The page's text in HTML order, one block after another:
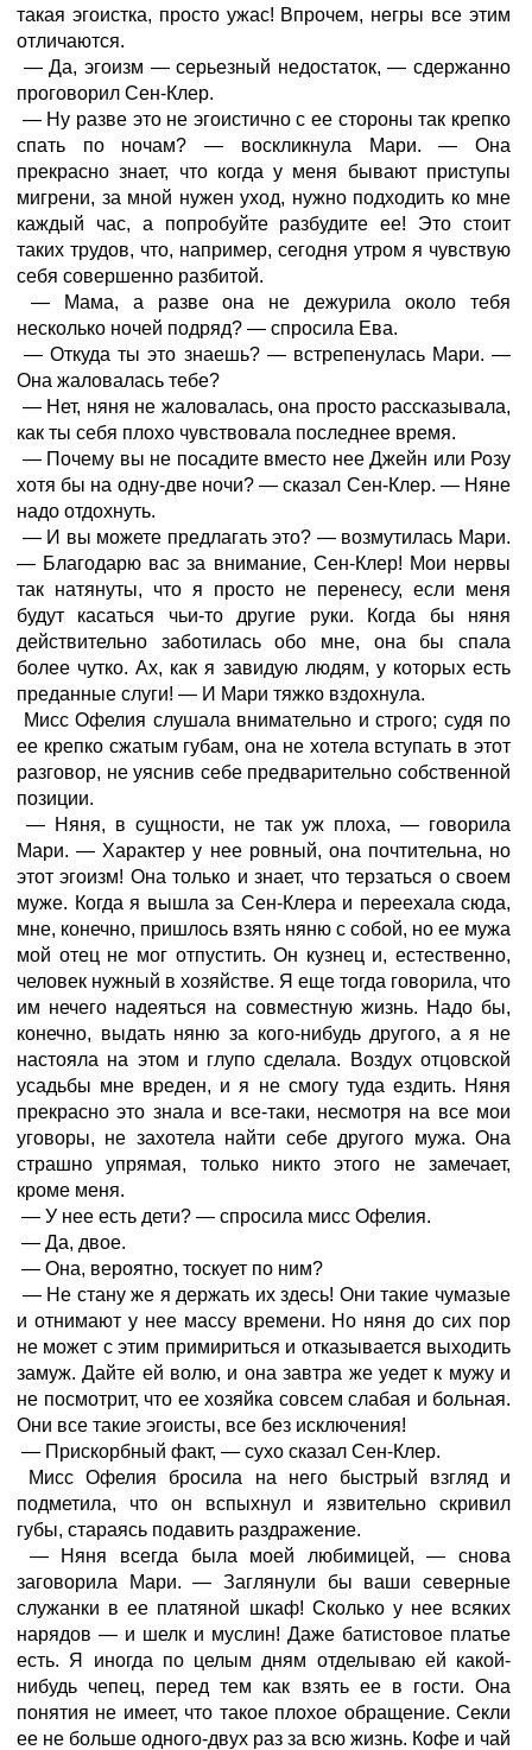
такая эгоистка, просто ужас! Впрочем, негры все этим
отличаются.
— Да, эгоизм — серьезный недостаток, — сдержанно
проговорил Сен-Клер.
— Ну разве это не эгоистично с ее стороны так крепко
спать по ночам? — воскликнула Мари. — Она
прекрасно знает, что когда у меня бывают приступы
мигрени, за мной нужен уход, нужно подходить ко мне
каждый час, а попробуйте разбудите ее! Это стоит
таких трудов, что, например, сегодня утром я чувствую
себя совершенно разбитой.
— Мама, а разве она не дежурила около тебя
несколько ночей подряд? — спросила Ева.
— Откуда ты это знаешь? — встрепенулась Мари. —
Она жаловалась тебе?
— Нет, няня не жаловалась, она просто рассказывала,
как ты себя плохо чувствовала последнее время.
— Почему вы не посадите вместо нее Джейн или Розу
хотя бы на одну-две ночи? — сказал Сен-Клер. — Няне
надо отдохнуть.
— И вы можете предлагать это? — возмутилась Мари.
— Благодарю вас за внимание, Сен-Клер! Мои нервы
так натянуты, что я просто не перенесу, если меня
будут касаться чьи-то другие руки. Когда бы няня
действительно заботилась обо мне, она бы спала
более чутко. Ах, как я завидую людям, у которых есть
преданные слуги! — И Мари тяжко вздохнула.
Мисс Офелия слушала внимательно и строго; судя по
ее крепко сжатым губам, она не хотела вступать в этот
разговор, не уяснив себе предварительно собственной
позиции.
— Няня, в сущности, не так уж плоха, — говорила
Мари. — Характер у нее ровный, она почтительна, но
этот эгоизм! Она только и знает, что терзаться о своем
муже. Когда я вышла за Сен-Клера и переехала сюда,
мне, конечно, пришлось взять няню с собой, но ее мужа
мой отец не мог отпустить. Он кузнец и, естественно,
человек нужный в хозяйстве. Я еще тогда говорила, что
им нечего надеяться на совместную жизнь. Надо бы,
конечно, выдать няню за кого-нибудь другого, а я не
настояла на этом и глупо сделала. Воздух отцовской
усадьбы мне вреден, и я не смогу туда ездить. Няня
прекрасно это знала и все-таки, несмотря на все мои
уговоры, не захотела найти себе другого мужа. Она
страшно упрямая, только никто этого не замечает,
кроме меня.
— У нее есть дети? — спросила мисс Офелия.
— Да, двое.
— Она, вероятно, тоскует по ним?
— Не стану же я держать их здесь! Они такие чумазые
и отнимают у нее массу времени. Но няня до сих пор
не может с этим примириться и отказывается выходить
замуж. Дайте ей волю, и она завтра же уедет к мужу и
не посмотрит, что ее хозяйка совсем слабая и больная.
Они все такие эгоисты, все без исключения!
— Прискорбный факт, — сухо сказал Сен-Клер.
Мисс Офелия бросила на него быстрый взгляд и
подметила, что он вспыхнул и язвительно скривил
губы, стараясь подавить раздражение.
— Няня всегда была моей любимицей, — снова
заговорила Мари. — Заглянули бы ваши северные
служанки в ее платяной шкаф! Сколько у нее всяких
нарядов — и шелк и муслин! Даже батистовое платье
есть. Я иногда по целым дням отделываю ей какой-
нибудь чепец, перед тем как взять ее в гости. Она
понятия не имеет, что такое плохое обращение. Секли
ее не больше одного-двух раз за всю жизнь. Кофе и чай